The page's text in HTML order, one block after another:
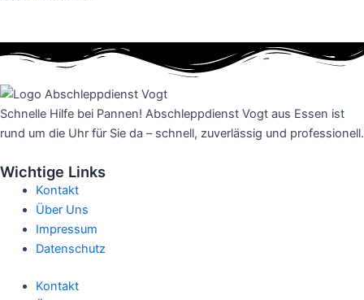
Schnelle Hilfe bei Pannen! Abschleppdienst Vogt aus Essen ist
rund um die Uhr für Sie da – schnell, zuverlässig und professionell.
Wichtige Links
Kontakt
Über Uns
Impressum
Datenschutz
Kontakt